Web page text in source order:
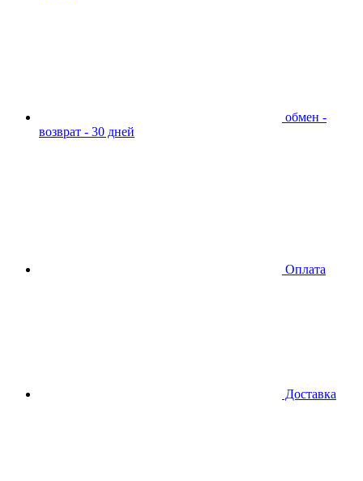
обмен -
возврат - 30 дней
Оплата
Доставка